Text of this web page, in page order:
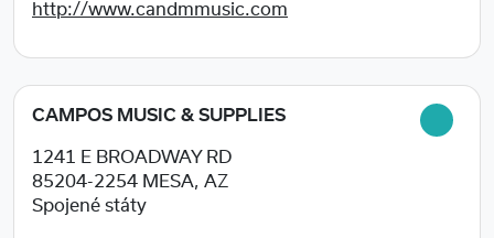
http://www.candmmusic.com
CAMPOS MUSIC & SUPPLIES
1241 E BROADWAY RD
85204-2254 MESA, AZ
Spojené státy